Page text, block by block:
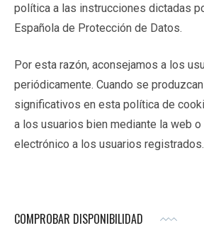
política a las instrucciones dictadas
Española de Protección de Datos.
Por esta razón, aconsejamos a los
periódicamente. Cuando se
significativos en esta política de
a los usuarios bien mediante la web
electrónico a los usuarios registrados.
COMPROBAR DISPONIBILIDAD